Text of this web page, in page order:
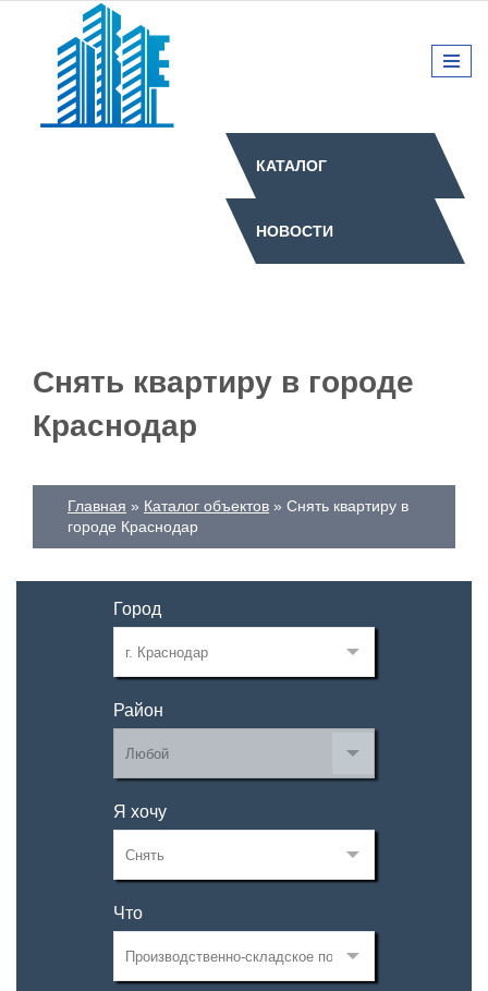
КАТАЛОГ
НОВОСТИ
Снять квартиру в городе
Краснодар
Главная Каталог объектов
Снять квартиру в
городе Краснодар
Город
Район
Я хочу
Что